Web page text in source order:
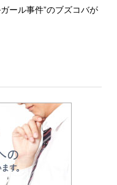
ール事件”のブズコバが